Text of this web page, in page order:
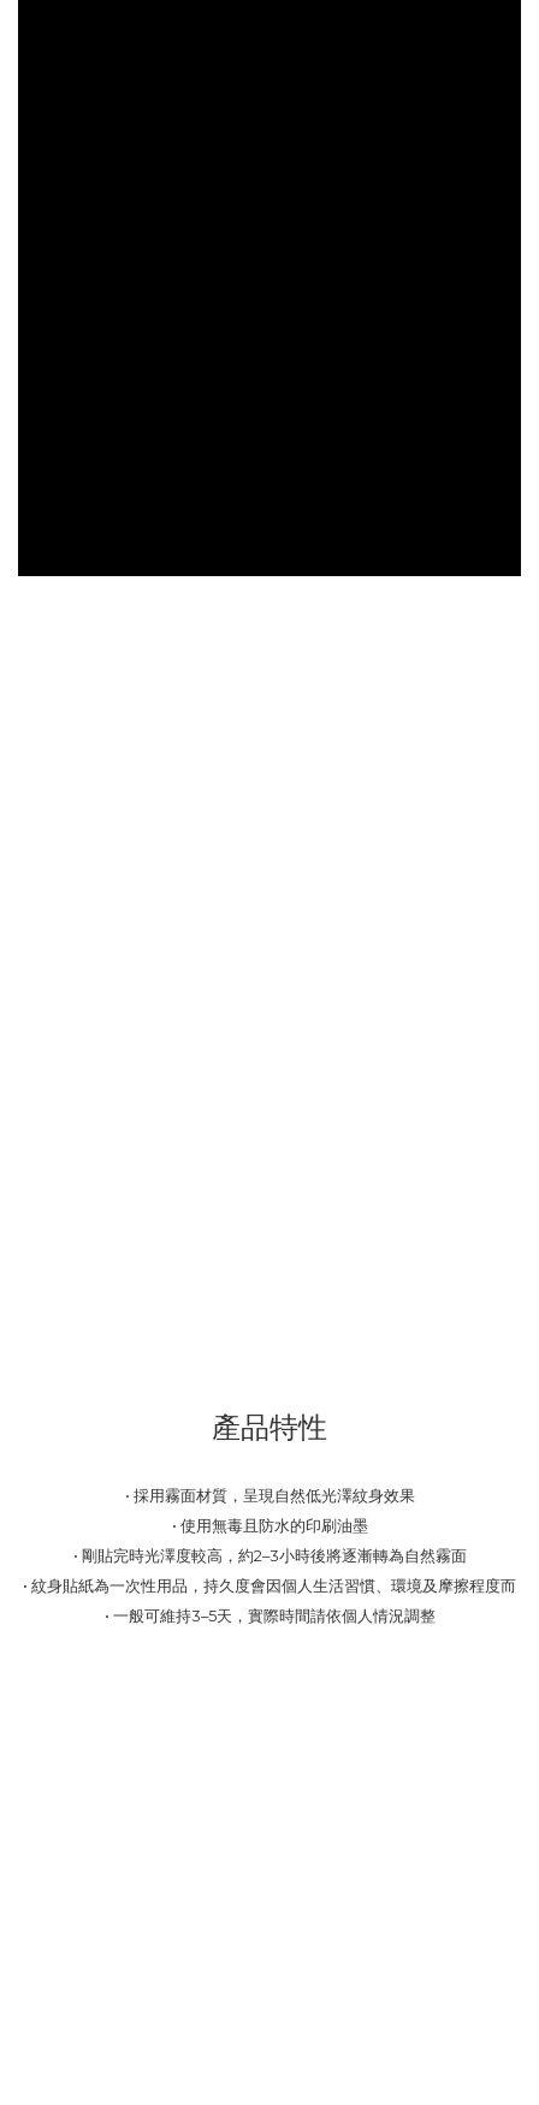
產品特性
• 採用霧面材質，呈現自然低光澤紋身效果
• 使用無毒且防水的印刷油墨
• 剛貼完時光澤度較高，約2–3小時後將逐漸轉為自然霧面
• 紋身貼紙為一次性用品，持久度會因個人生活習慣、環境及摩擦程度而
• 一般可維持3–5天，實際時間請依個人情況調整